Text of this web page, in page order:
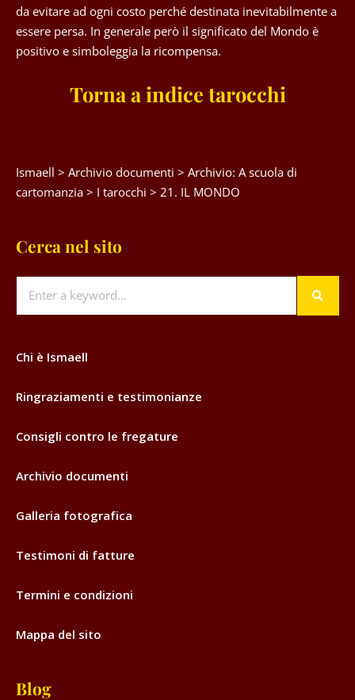
da evitare ad ogni costo perché destinata inevitabilmente a
essere persa. In generale però il significato del Mondo è
positivo e simboleggia la ricompensa.
Torna a indice tarocchi
Ismaell > Archivio documenti > Archivio: A scuola di
cartomanzia > I tarocchi > 21. IL MONDO
Cerca nel sito
Chi è Ismaell
Ringraziamenti e testimonianze
Consigli contro le fregature
Archivio documenti
Galleria fotografica
Testimoni di fatture
Termini e condizioni
Mappa del sito
Blog